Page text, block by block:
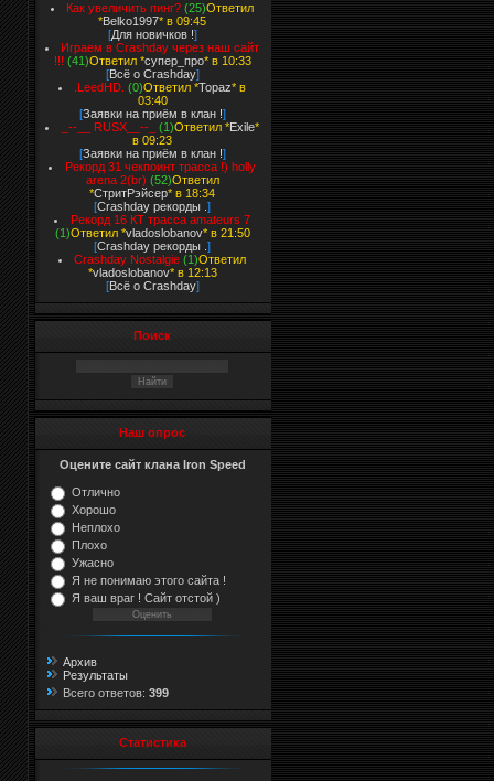
Как увеличить пинг? (25)Ответил
*Belko1997* в 09:45
[Для новичков !]
Играем в Crashday через наш сайт
!!! (41)Ответил *супер_про* в 10:33
[Всё о Crashday]
.LeedHD. (0)Ответил *Topaz* в
03:40
[Заявки на приём в клан !]
_--__ RUSX__--_
(1)Ответил *Exile*
в 09:23
[Заявки на приём в клан !]
Рекорд 31 чекпоинт трасса !) holly
arena 2(br) (52)Ответил
*СтритРэйсер* в 18:34
[Crashday рекорды . ]
Рекорд 16 КТ трасса amateurs 7
(1)Ответил *vladoslobanov* в 21:50
[Crashday рекорды . ]
Crashday Nostalgie (1)Ответил
*vladoslobanov* в 12:13
[Всё о Crashday]
Поиск
Наш опрос
Оцените сайт клана Iron Speed
Отлично
Хорошо
Неплохо
Плохо
Ужасно
Я не понимаю этого сайта !
Я ваш враг ! Сайт отстой )
Архив
Результаты
Всего ответов: 399
Статистика